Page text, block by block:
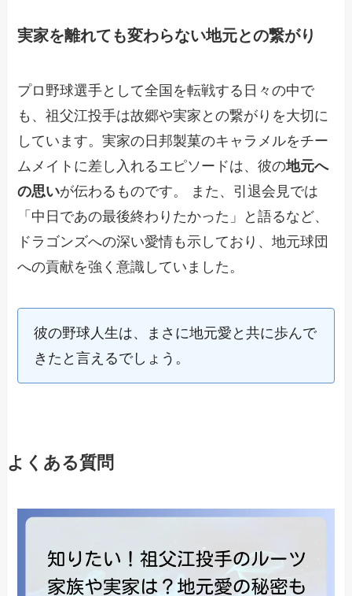
実家を離れても変わらない地元との繋がり
プロ野球選手として全国を転戦する日々の中で
も、祖父江投手は故郷や実家との繋がりを大切に
しています。実家の日邦製菓のキャラメルをチー
ムメイトに差し入れるエピソードは、彼の地元へ
の思いが伝わるものです。 また、引退会見では
「中日であの最後終わりたかった」と語るなど、
ドラゴンズへの深い愛情も示しており、地元球団
への貢献を強く意識していました。
彼の野球人生は、まさに地元愛と共に歩んで
きたと言えるでしょう。
よくある質問